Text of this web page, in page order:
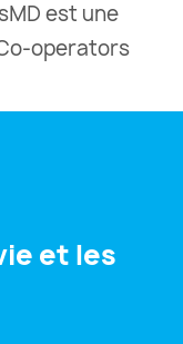
est une
operators
et les